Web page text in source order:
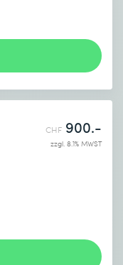
CHF 900.-
zzgl. 8.1% MWST